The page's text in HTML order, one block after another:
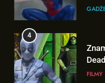
5
FILMY
jest
4
FILMY